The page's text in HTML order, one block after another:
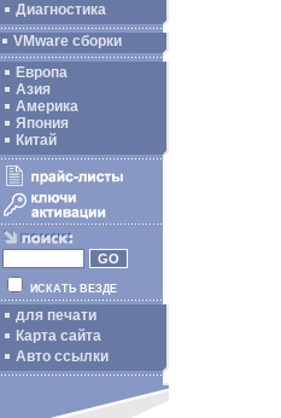
Диагностика
VMware сборки
Европа
Азия
Америка
Япония
Китай
ИСКАТЬ ВЕЗДЕ
для печати
Карта сайта
Авто ссылки